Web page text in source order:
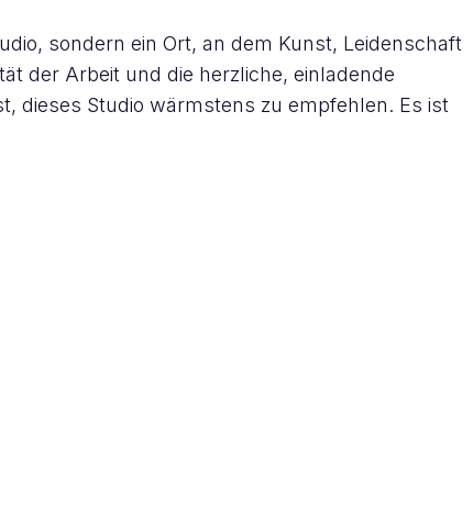
sondern ein Ort, an dem Kunst, Leidenschaft
der Arbeit und die herzliche, einladende
dieses Studio wärmstens zu empfehlen. Es ist